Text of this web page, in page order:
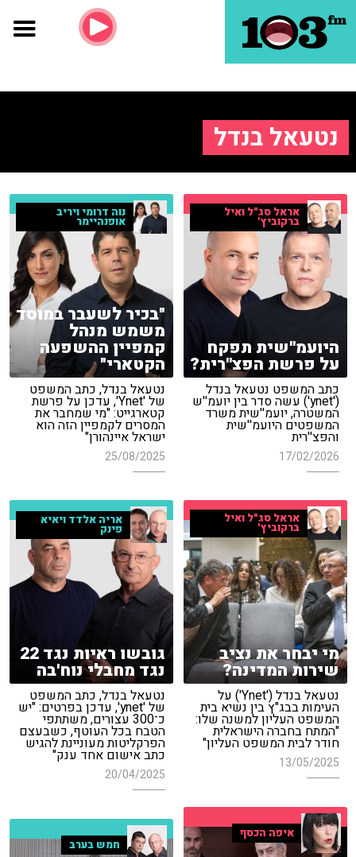
נטעאל בנדל
אראל סג"ל ואיל
ברקוביץ'
היועמ''שית תפקח
על פרשת הפצ''רית?
כתב המשפט נטעאל בנדל
('ynet') עשה סדר בין יועמ''ש
המשטרה, יועמ''שית משרד
המשפטים היועמ''שית
והפצ''רית
17/02/2026
נוה דרומי ויריב
אופנהיימר
"בכיר לשעבר במוסד
משמש מנהל
קמפיין ההשפעה
הקטארי"
נטעאל בנדל, כתב המשפט
של 'Ynet', עדכן על פרשת
קטארגייט: "מי שמחבר את
המסרים לקמפיין הזה הוא
ישראל איינהורן"
25/08/2025
אראל סג"ל ואיל
ברקוביץ'
מי יבחר את נציב
שירות המדינה?
נטעאל בנדל ('Ynet') על
העימות בבג"ץ בין נשיא בית
המשפט העליון למשנה שלו:
"המתח בחברה הישראלית
חודר לבית המשפט העליון"
13/05/2025
אריה אלדד ויאיא
פינק
גובשו ראיות נגד 22
נגד מחבלי נוח'בה
נטעאל בנדל, כתב המשפט
של 'ynet', עדכן בפרטים: "יש
כ־300 עצורים, משתתפי
הטבח בכל העוטף, כשבעצם
הפרקליטות מעוניינת להגיש
כתב אישום אחד ענק"
20/04/2025
איפה הכסף
חמש בערב